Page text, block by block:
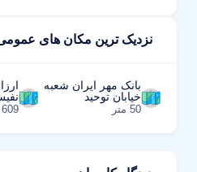
نزدیک ترین مکان های
بانک مهر ایران شعبه
خیابان توحید
50 متر 609 متر